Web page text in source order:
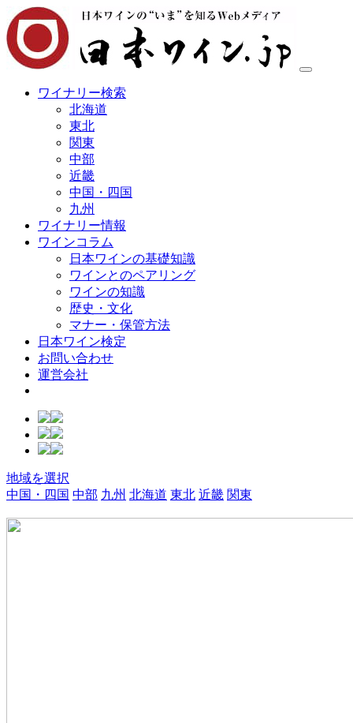
ワイナリー検索
北海道
東北
関東
中部
近畿
中国・四国
九州
ワイナリー情報
ワインコラム
日本ワインの基礎知識
ワインとのペアリング
ワインの知識
歴史・文化
マナー・保管方法
日本ワイン検定
お問い合わせ
運営会社
地域を選択
中国・四国 中部 九州 北海道 東北 近畿 関東